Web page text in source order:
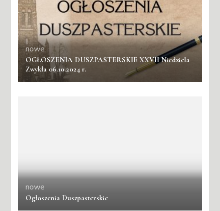
nowe
OGŁOSZENIA DUSZPASTERSKIE XXVII Niedziela
Zwykła 06.10.2024 r.
nowe
Ogłoszenia Duszpasterskie